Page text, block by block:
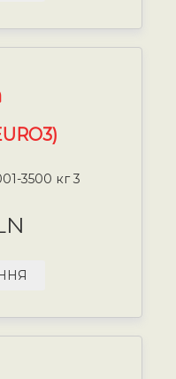
3500 кг 3